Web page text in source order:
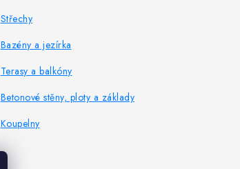
Střechy
Bazény a jezírka
Terasy a balkóny
Betonové stěny, ploty a základy
Koupelny